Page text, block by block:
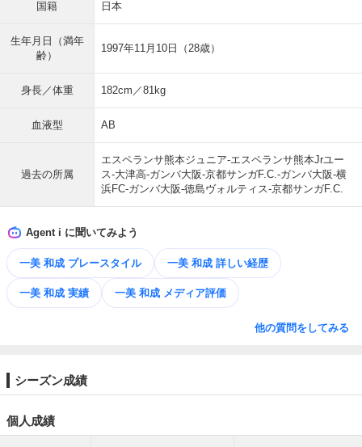
国籍 日本
生年月日（満年
齢）
1997年11月10日（28歳）
身長／体重 182cm／81kg
血液型 AB
過去の所属
エスペランサ熊本ジュニア-エスペランサ熊本Jrユー
ス-大津高-ガンバ大阪-京都サンガF.C.-ガンバ大阪-横
浜FC-ガンバ大阪-徳島ヴォルティス-京都サンガF.C.
Agent i に聞いてみよう
一美 和成 プレースタイル 一美 和成 詳しい経歴
一美 和成 実績 一美 和成 メディア評価
他の質問をしてみる
シーズン成績
個人成績